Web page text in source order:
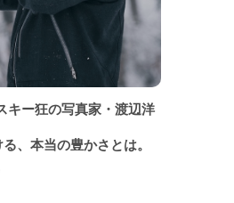
キー狂の写真家・渡辺洋
、本当の豊かさとは。